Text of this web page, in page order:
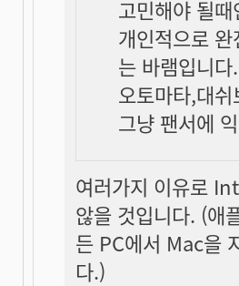
고민해야 될
개인적으로
는 바램입니다.
오토마타,대
그냥 팬서에
여러가지 이유로
않을 것입니다. (애
든 PC에서 Mac을
다.)